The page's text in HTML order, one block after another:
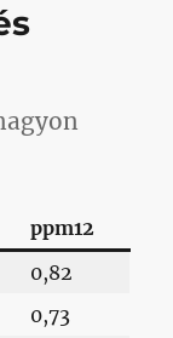
ppm12
0,82
0,73